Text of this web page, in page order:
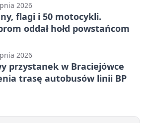
2026
flagi i 50 motocykli.
oddał hołd powstańcom
2026
przystanek w Braciejówce
trasę autobusów linii BP